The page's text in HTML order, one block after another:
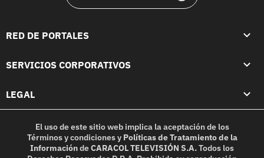
RED DE PORTALES
SERVICIOS CORPORATIVOS
LEGAL
El uso de este sitio web implica la aceptación de los
Términos y condicionesy Políticas de Tratamiento de la
InformacióndeCARACOL TELEVISIÓN S.A.Todos los